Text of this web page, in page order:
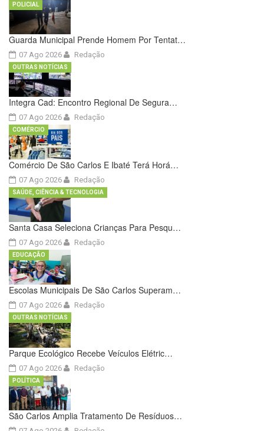
Guarda Municipal Prende Homem Por Tentat…
07 Ago 2026
POLICIAL
Redação
Integra Cad: Encontro Regional De Segura…
07 Ago 2026
OUTRAS NOTÍCIAS
Redação
Comércio De São Carlos E Ibaté Terá Horá…
07 Ago 2026
COMÉRCIO
Redação
Santa Casa Seleciona Crianças Para Pesqu…
07 Ago 2026
SAÚDE, CIÊNCIA & TECNOLOGIA
Redação
Escolas Municipais De São Carlos Superam…
07 Ago 2026
EDUCAÇÃO
Redação
Parque Ecológico Recebe Veículos Elétric…
07 Ago 2026
OUTRAS NOTÍCIAS
Redação
São Carlos Amplia Tratamento De Resíduos…
POLÍTICA